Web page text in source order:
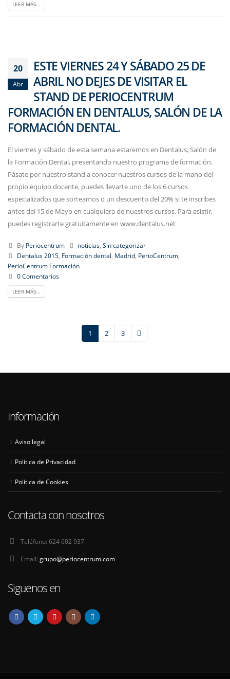
LEER MÁS...
20
Abr
ESTE VIERNES 24 Y SÁBADO 25 DE
ABRIL NO DEJES DE VISITAR EL
STAND DE PERIOCENTRUM
FORMACIÓN EN DENTALUS, SALÓN DE LA
FORMACIÓN DENTAL.
El viernes y sábado de esta semana estaremos en Dentalus, Salón de
la Formación Dental, presentando nuestro programa de formación.
Pásate por nuestro stand a conocer nuestros cursos de la mano del
propio equipo docente, puedes llevarte uno de los 6 cursos
especializados que sorteamos o un descuento del 20% si te inscribes
antes del 15 de Mayo en cualquiera de nuestros cursos. Para asistir,
puedes registrarte gratuitamente en www.dentalus.net
By Periocentrum noticias,Sin categorizar
Dentalus 2015, Formación dental, Madrid, PerioCentrum,
PerioCentrum Formación
0 Comentarios
LEER MÁS...
1 2 3
Información
Aviso legal
Política de Privacidad
Política de Cookies
Contacta con nosotros
Teléfono: 624 602 937
Email: grupo@periocentrum.com
Siguenos en